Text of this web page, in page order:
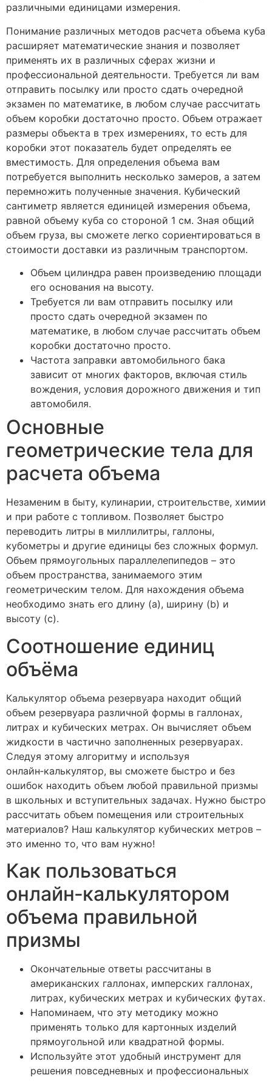
различными единицами измерения.
Понимание различных методов расчета объема куба
расширяет математические знания и позволяет
применять их в различных сферах жизни и
профессиональной деятельности. Требуется ли вам
отправить посылку или просто сдать очередной
экзамен по математике, в любом случае рассчитать
объем коробки достаточно просто. Объем отражает
размеры объекта в трех измерениях, то есть для
коробки этот показатель будет определять ее
вместимость. Для определения объема вам
потребуется выполнить несколько замеров, а затем
перемножить полученные значения. Кубический
сантиметр является единицей измерения объема,
равной объему куба со стороной 1 см. Зная общий
объем груза, вы сможете легко сориентироваться в
стоимости доставки из различным транспортом.
Объем цилиндра равен произведению площади
его основания на высоту.
Требуется ли вам отправить посылку или
просто сдать очередной экзамен по
математике, в любом случае рассчитать объем
коробки достаточно просто.
Частота заправки автомобильного бака
зависит от многих факторов, включая стиль
вождения, условия дорожного движения и тип
автомобиля.
Основные
геометрические тела для
расчета объема
Незаменим в быту, кулинарии, строительстве, химии
и при работе с топливом. Позволяет быстро
переводить литры в миллилитры, галлоны,
кубометры и другие единицы без сложных формул.
Объем прямоугольных параллелепипедов – это
объем пространства, занимаемого этим
геометрическим телом. Для нахождения объема
необходимо знать его длину (a), ширину (b) и
высоту (c).
Соотношение единиц
объёма
Калькулятор объема резервуара находит общий
объем резервуара различной формы в галлонах,
литрах и кубических метрах. Он вычисляет объем
жидкости в частично заполненных резервуарах.
Следуя этому алгоритму и используя
онлайн‑калькулятор, вы сможете быстро и без
ошибок находить объем любой правильной призмы
в школьных и вступительных задачах. Нужно быстро
рассчитать объем помещения или строительных
материалов? Наш калькулятор кубических метров –
это именно то, что вам нужно!
Как пользоваться
онлайн‑калькулятором
объема правильной
призмы
Окончательные ответы рассчитаны в
американских галлонах, имперских галлонах,
литрах, кубических метрах и кубических футах.
Напоминаем, что эту методику можно
применять только для картонных изделий
прямоугольной или квадратной формы.
Используйте этот удобный инструмент для
решения повседневных и профессиональных